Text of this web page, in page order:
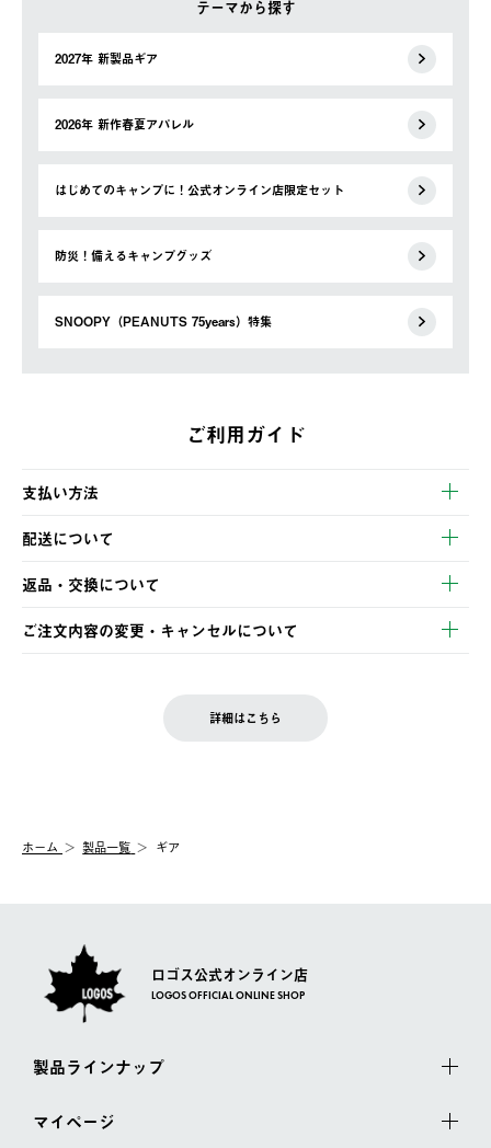
テーマから探す
2027年 新製品ギア
2026年 新作春夏アパレル
はじめてのキャンプに！公式オンライン店限定セット
防災！備えるキャンプグッズ
SNOOPY（PEANUTS 75years）特集
ご利用ガイド
支払い方法
以下のいずれかの方法でお支払いいただけます。
・クレジットカード決済
・コンビニ決済
・Pay-easy決済
配送について
【発送スケジュール】
ご注文・ご入金完了より2営業日以内に商品を発送いたします。
土日祝の発送はございませんので、木曜日以降のご注文は週明け
の発送となる場合がございます。
【配送業者】
佐川急便にて配送されます。
返品・交換について
※お客様都合の場合
お客様都合の返品にかかる送料は、お客様ご負担とさせていただ
一度お手元の商品を返品いただき、ご希望商品を再注文してくだ
ご注文内容の変更・キャンセルについて
LOGOS FAMILY会員の方は、会員マイページ内 購入履歴画面に
詳細はこちら
ホーム 製品一覧 ギア
ロゴス公式オンライン店
LOGOS OFFICIAL ONLINE SHOP
製品ラインナップ
マイページ